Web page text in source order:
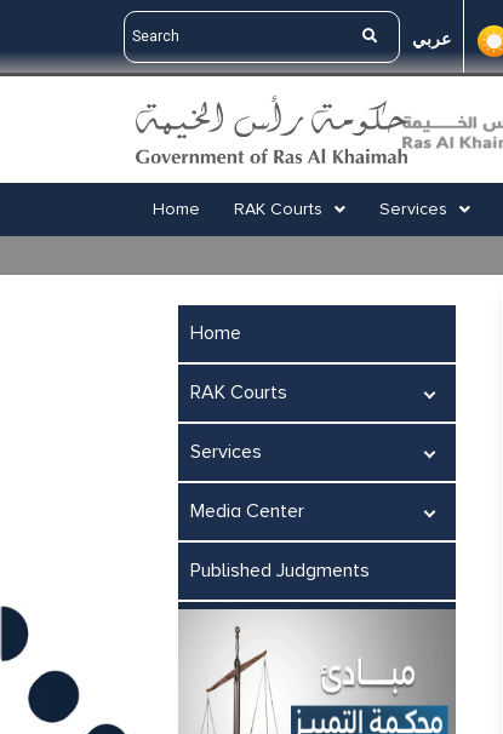
عربي
Home RAK Courts Services
Home
RAK Courts
Services
Media Center
Published Judgments